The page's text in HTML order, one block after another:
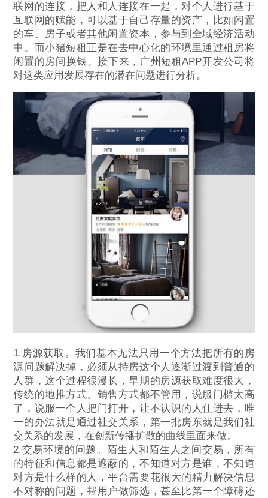
联网的连接，把人和人连接在一起，对个人进行基于
互联网的赋能，可以基于自己存量的资产，比如闲置
的车、房子或者其他闲置资本，参与到全域经济活动
中。而小猪短租正是在去中心化的环境里通过租房将
闲置的房间换钱。接下来，广州短租APP开发公司将
对这类应用发展存在的潜在问题进行分析。
1.房源获取。我们基本无法只用一个方法把所有的房
源问题解决掉，必须从持房这个人逐渐过渡到普通的
人群，这个过程很漫长，早期的房源获取难度很大，
传统的地推方式、销售方式都不管用，说服门槛太高
了，说服一个人把门打开，让不认识的人住进去，唯
一的办法就是通过社交关系，第一批房东就是我们社
交关系的发展，在创新传播扩散的曲线里面来做。
2.交易环境的问题。陌生人和陌生人之间交易，所有
的特征和信息都是遮蔽的，不知道对方是谁，不知道
对方是什么样的人，平台需要花很大的精力解决信息
不对称的问题，帮用户做筛选，甚至比第一个障碍还